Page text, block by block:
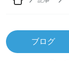
ブログ